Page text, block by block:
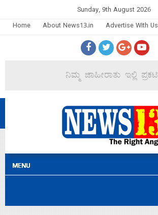
Sunday, 9th August 2026
Home
About News13.in Advertise With Us